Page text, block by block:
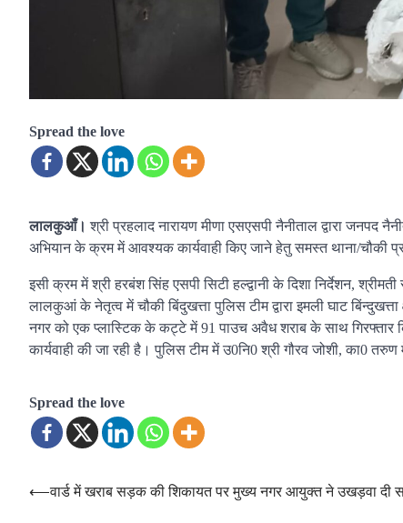
Spread the love
लालकुआँ।श्री प्रहलाद नारायण मीणा एसएसपी नैनीताल द्वारा जनपद
अभियान के क्रम में आवश्यक कार्यवाही किए जाने हेतु समस्त थाना/चौकी
इसी क्रम में श्री हरबंश सिंह एसपी सिटी हल्द्वानी के दिशा निर्देशन,
लालकुआं के नेतृत्व में चौकी बिंदुखत्ता पुलिस टीम द्वारा इमली घाट
नगर को एक प्लास्टिक के कट्टे में 91 पाउच अवैध शराब के साथ
कार्यवाही की जा रही है। पुलिस टीम में उ0नि0 श्री गौरव जोशी, का0
Spread the love
Post
⟵वार्ड में खराब सड़क की शिकायत पर मुख्य नगर आयुक्त ने उखड़वा दी